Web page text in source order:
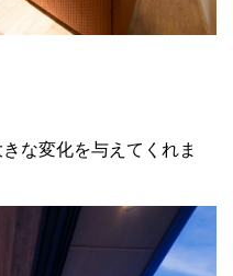
な変化を与えてくれま